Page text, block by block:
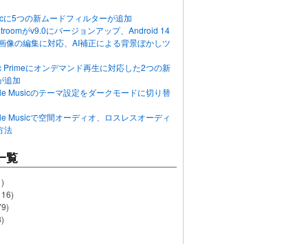
に5つの新ムードフィルターが追加
がv9.0にバージョンアップ、Android 14
像の編集に対応、AI補正による背景ぼかしツ
Primeにオンデマンド再生に対応した2つの新
追加
Musicのテーマ設定をダークモードに切り替
Musicで空間オーディオ、ロスレスオーディ
法
覧